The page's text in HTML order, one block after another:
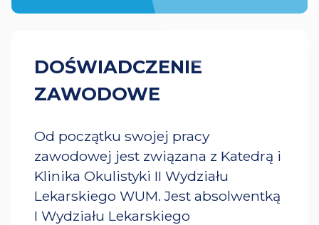
DOŚWIADCZENIE
ZAWODOWE
Od początku swojej pracy
zawodowej jest związana z Katedrą i
Klinika Okulistyki II Wydziału
Lekarskiego WUM. Jest absolwentką
I Wydziału Lekarskiego